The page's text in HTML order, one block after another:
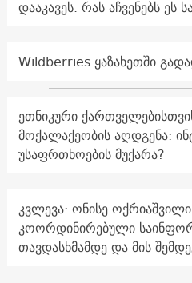
დააკავეს. რას აჩვენებს ეს
Wildberries ყაზახეთში
ეთნიკური
მოქალაქეობის აღდგენა:
უსაფრთხოების მუქარა?
კვლევა: ონისე
კოორდინირებული
თავდასხმამდე და მის